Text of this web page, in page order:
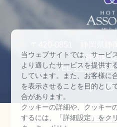
（静岡駅
TEL:054-254-
クッキー
当ウェブサイトでは、サービ
より適したサービスを提供す
しています。また、お客様に
を表示させることを目的とし
合があります。
クッキーの詳細や、クッキー
するには、「詳細設定」をク